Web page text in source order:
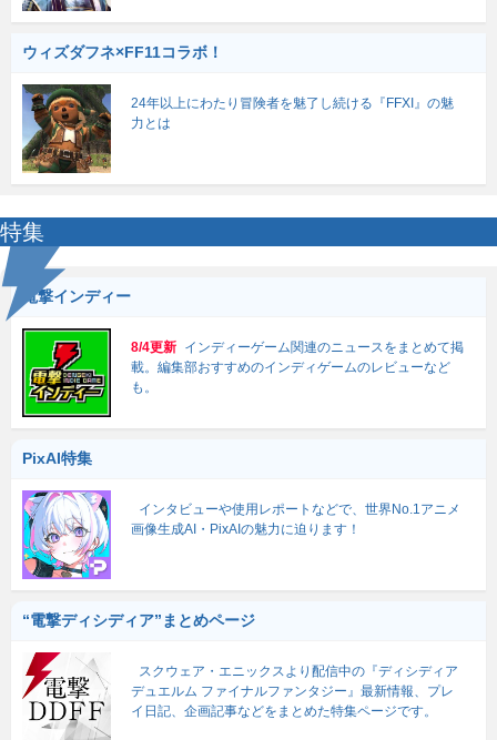
ウィズダフネ×FF11コラボ！
24年以上にわたり冒険者を魅了し続ける『FFXI』の魅
力とは
特集
電撃インディー
8/4更新 インディーゲーム関連のニュースをまとめて掲
載。編集部おすすめのインディゲームのレビューなど
も。
PixAI特集
インタビューや使用レポートなどで、世界No.1アニメ
画像生成AI・PixAIの魅力に迫ります！
“電撃ディシディア”まとめページ
スクウェア・エニックスより配信中の『ディシディア
デュエルム ファイナルファンタジー』最新情報、プレ
イ日記、企画記事などをまとめた特集ページです。